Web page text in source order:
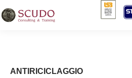
ANTIRICICLAGGIO